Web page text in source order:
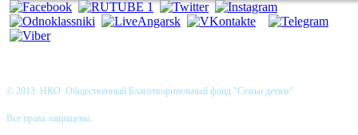
© 2013 НКО Общественный Благотворительный фонд "Семьи детям"
Все права защищены.